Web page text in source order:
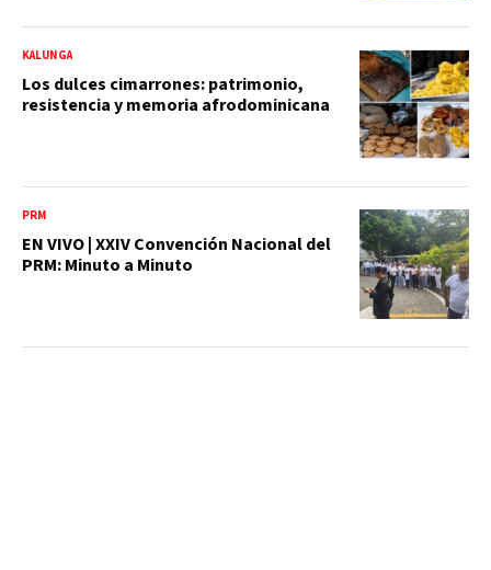
KALUNGA
Los dulces cimarrones: patrimonio,
resistencia y memoria afrodominicana
PRM
EN VIVO | XXIV Convención Nacional del
PRM: Minuto a Minuto